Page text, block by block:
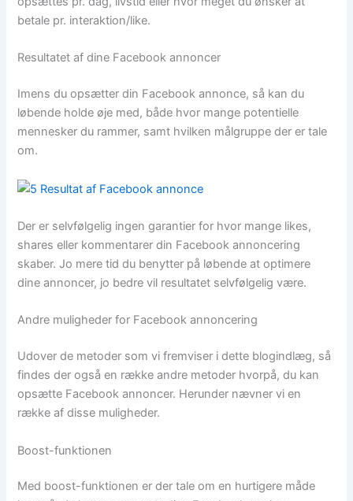
betale pr. interaktion/like.
Resultatet af dine Facebook annoncer
Imens du opsætter din Facebook annonce, så kan du
løbende holde øje med, både hvor mange potentielle
mennesker du rammer, samt hvilken målgruppe der er tale
om.
Der er selvfølgelig ingen garantier for hvor mange likes,
shares eller kommentarer din Facebook annoncering
skaber. Jo mere tid du benytter på løbende at optimere
dine annoncer, jo bedre vil resultatet selvfølgelig være.
Andre muligheder for Facebook annoncering
Udover de metoder som vi fremviser i dette blogindlæg, så
findes der også en række andre metoder hvorpå, du kan
opsætte Facebook annoncer. Herunder nævner vi en
række af disse muligheder.
Boost-funktionen
Med boost-funktionen er der tale om en hurtigere måde